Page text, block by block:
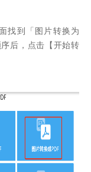
找到「图片转换为
后，点击【开始转